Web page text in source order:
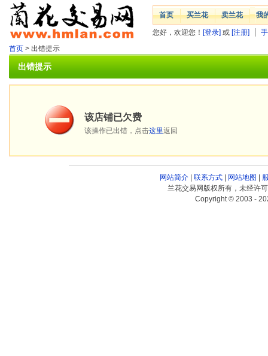
首页 买兰花 卖兰花 我
您好，欢迎您！ [登录] 或 [注册]
首页 > 出错提示
出错提示
该店铺已欠费
该操作已出错，点击这里返回
网站简介| 联系方式| 网站地图
兰花交易网版权所有，未经许
Copyright © 2003 -